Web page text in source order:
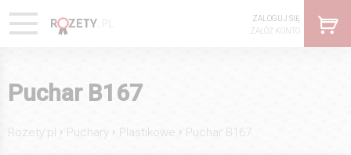
ZALOGUJ SIĘ
ZAŁÓŻ KONTO
Puchar B167
Rozety.pl › Puchary › Plastikowe › Puchar B167